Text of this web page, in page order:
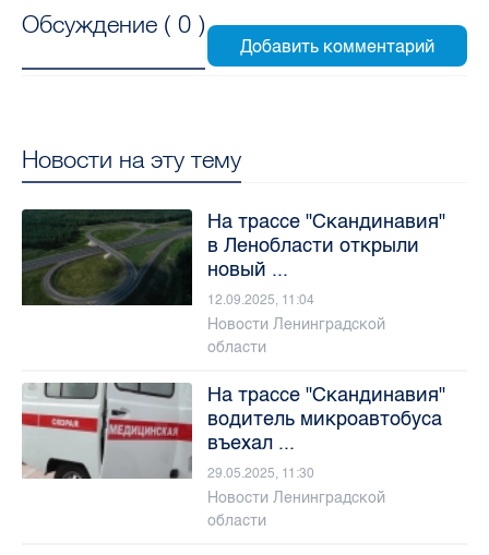
Обсуждение ( 0 )
Новости на эту тему
На трассе "Скандинавия"
в Ленобласти открыли
новый ...
12.09.2025, 11:04
Новости Ленинградской
области
На трассе "Скандинавия"
водитель микроавтобуса
въехал ...
29.05.2025, 11:30
Новости Ленинградской
области